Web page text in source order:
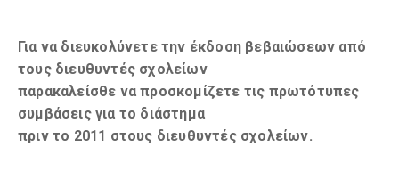
Για να διευκολύνετε την έκδοση βεβαιώσεων από
τους διευθυντές σχολείων
παρακαλείσθε να προσκομίζετε τις πρωτότυπες
συμβάσεις για το διάστημα
πριν το 2011 στους διευθυντές σχολείων.